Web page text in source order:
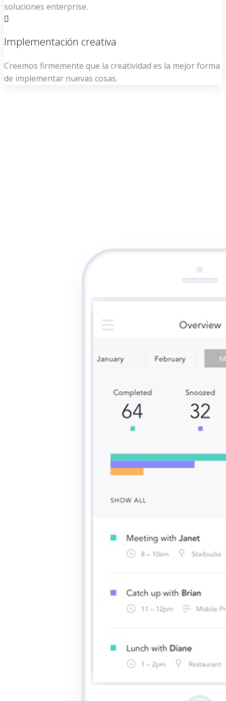
soluciones enterprise.
Implementación creativa
Creemos firmemente que la creatividad es la mejor forma
de implementar nuevas cosas.